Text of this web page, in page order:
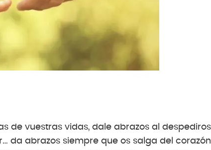
de vuestras vidas, dale abrazos al
da abrazos siempre que os salga del